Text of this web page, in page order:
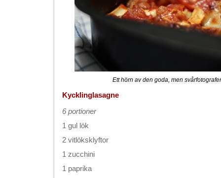
Ett hörn av den goda, men
Kycklinglasagne
6 portioner
1 gul lök
2 vitlöksklyftor
1 zucchini
1 paprika